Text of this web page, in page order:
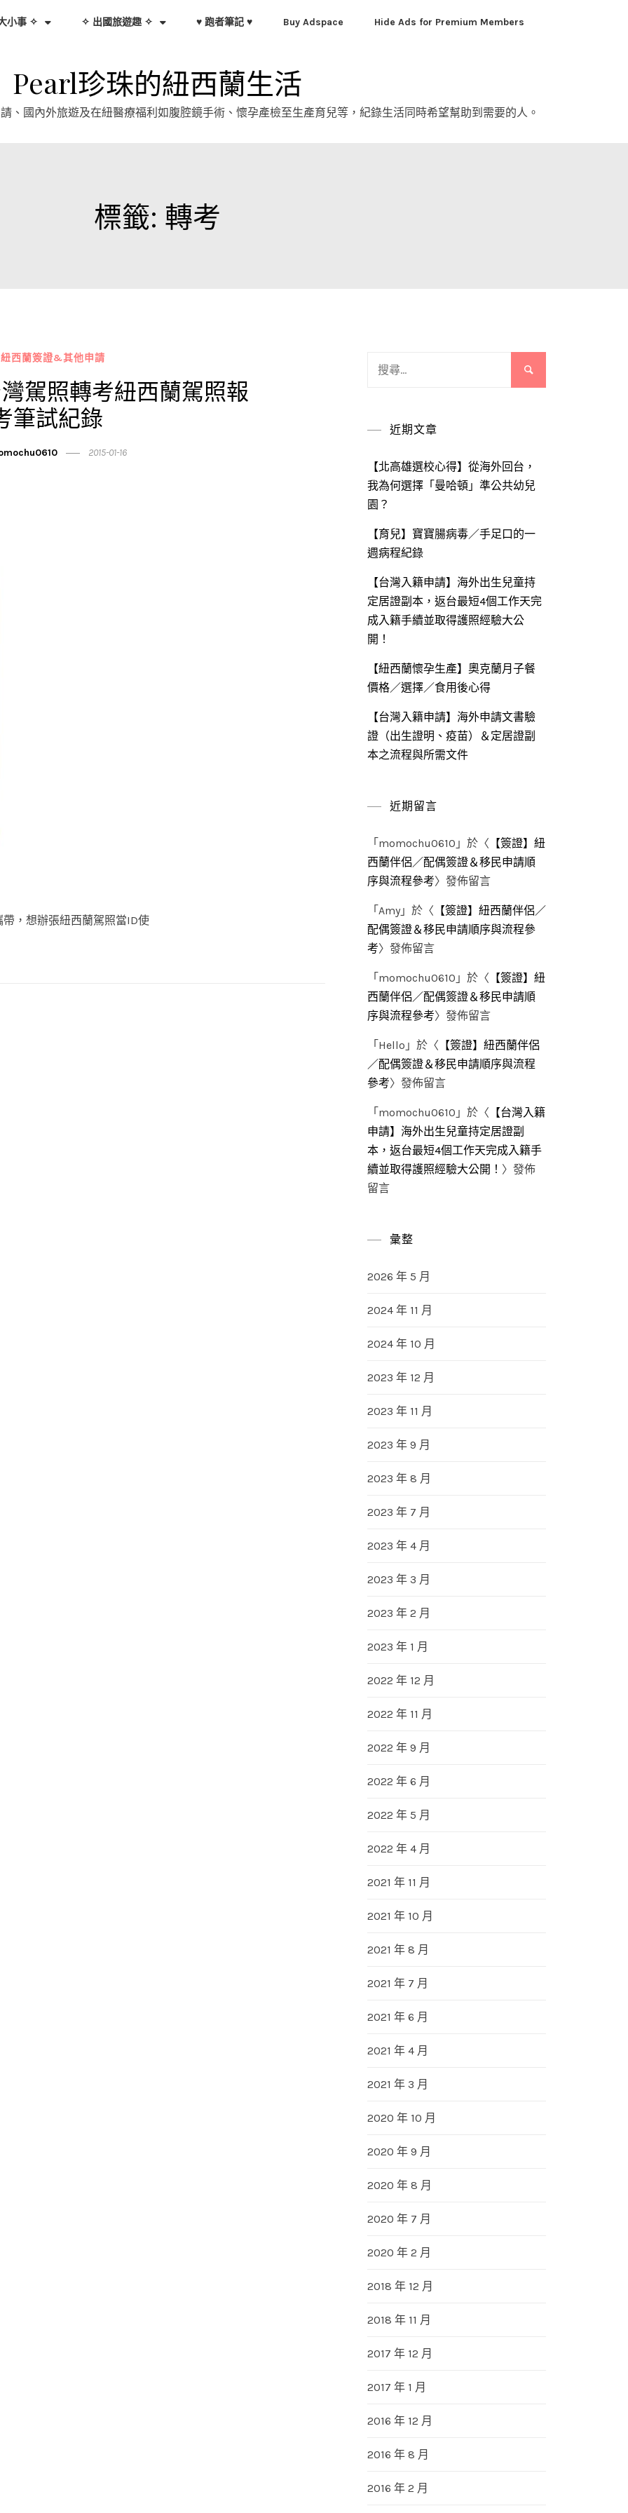
小事 ✧ ✧ 出國旅遊趣 ✧ ♥ 跑者筆記 ♥ Buy Adspace Hide Ads for Premium Members
Pearl珍珠的紐西蘭生活
、國內外旅遊及在紐醫療福利如腹腔鏡手術、懷孕產檢至生產育兒等，紀錄生活同時希望幫助到需要的人。
標籤: 轉考
西蘭簽證&其他申請
灣駕照轉考紐西蘭駕照報
筆試紀錄
2015-01-16
，想辦張紐西蘭駕照當ID使
近期文章
【北高雄選校心得】從海外回台，
我為何選擇「曼哈頓」準公共幼兒
園？
【育兒】寶寶腸病毒／手足口的一
週病程紀錄
【台灣入籍申請】海外出生兒童持
定居證副本，返台最短4個工作天完
成入籍手續並取得護照經驗大公
開！
【紐西蘭懷孕生產】奧克蘭月子餐
價格／選擇／食用後心得
【台灣入籍申請】海外申請文書驗
證（出生證明、疫苗）＆定居證副
本之流程與所需文件
近期留言
「 momochu0610 」於〈 【簽證】紐
西蘭伴侶／配偶簽證＆移民申請順
序與流程參考〉發佈留言
「 Amy 」於〈 【簽證】紐西蘭伴侶／
配偶簽證＆移民申請順序與流程參
考〉發佈留言
「 momochu0610 」於〈 【簽證】紐
西蘭伴侶／配偶簽證＆移民申請順
序與流程參考〉發佈留言
「 Hello 」於〈 【簽證】紐西蘭伴侶
／配偶簽證＆移民申請順序與流程
參考〉發佈留言
「 momochu0610 」於〈 【台灣入籍
申請】海外出生兒童持定居證副
本，返台最短4個工作天完成入籍手
續並取得護照經驗大公開！ 〉發佈
留言
彙整
2026 年 5 月
2024 年 11 月
2024 年 10 月
2023 年 12 月
2023 年 11 月
2023 年 9 月
2023 年 8 月
2023 年 7 月
2023 年 4 月
2023 年 3 月
2023 年 2 月
2023 年 1 月
2022 年 12 月
2022 年 11 月
2022 年 9 月
2022 年 6 月
2022 年 5 月
2022 年 4 月
2021 年 11 月
2021 年 10 月
2021 年 8 月
2021 年 7 月
2021 年 6 月
2021 年 4 月
2021 年 3 月
2020 年 10 月
2020 年 9 月
2020 年 8 月
2020 年 7 月
2020 年 2 月
2018 年 12 月
2018 年 11 月
2017 年 12 月
2017 年 1 月
2016 年 12 月
2016 年 8 月
2016 年 2 月